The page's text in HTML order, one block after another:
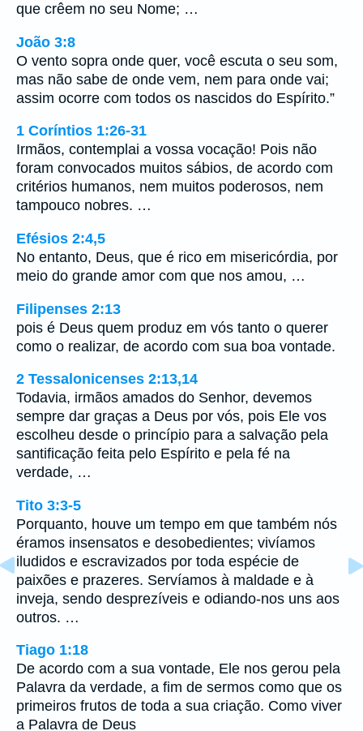
que crêem no seu Nome; …
João 3:8
O vento sopra onde quer, você escuta o seu som,
mas não sabe de onde vem, nem para onde vai;
assim ocorre com todos os nascidos do Espírito.”
1 Coríntios 1:26-31
Irmãos, contemplai a vossa vocação! Pois não
foram convocados muitos sábios, de acordo com
critérios humanos, nem muitos poderosos, nem
tampouco nobres. …
Efésios 2:4,5
No entanto, Deus, que é rico em misericórdia, por
meio do grande amor com que nos amou, …
Filipenses 2:13
pois é Deus quem produz em vós tanto o querer
como o realizar, de acordo com sua boa vontade.
2 Tessalonicenses 2:13,14
Todavia, irmãos amados do Senhor, devemos
sempre dar graças a Deus por vós, pois Ele vos
escolheu desde o princípio para a salvação pela
santificação feita pelo Espírito e pela fé na
verdade, …
Tito 3:3-5
Porquanto, houve um tempo em que também nós
éramos insensatos e desobedientes; vivíamos
iludidos e escravizados por toda espécie de
paixões e prazeres. Servíamos à maldade e à
inveja, sendo desprezíveis e odiando-nos uns aos
outros. …
Tiago 1:18
De acordo com a sua vontade, Ele nos gerou pela
Palavra da verdade, a fim de sermos como que os
primeiros frutos de toda a sua criação. Como viver
a Palavra de Deus